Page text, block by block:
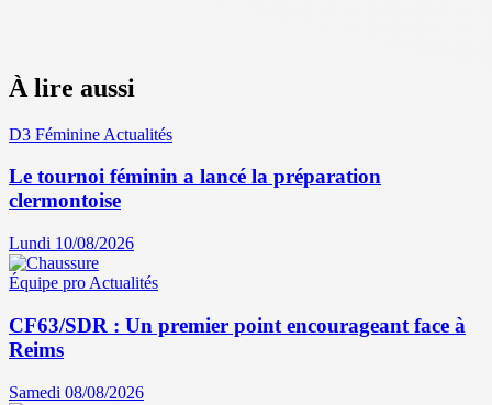
À lire aussi
D3 Féminine Actualités
Le tournoi féminin a lancé la préparation
clermontoise
Lundi 10/08/2026
Équipe pro Actualités
CF63/SDR : Un premier point encourageant face à
Reims
Samedi 08/08/2026